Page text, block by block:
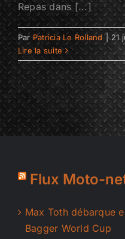
Repas dans [...]
ParPatricia Le Rolland | 21
Lire la suite
Flux Moto-
Max Toth débarque
Bagger World Cup